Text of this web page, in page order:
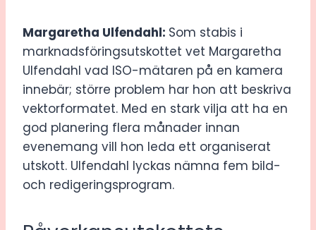
Margaretha Ulfendahl: Som stabis i
marknadsföringsutskottet vet Margaretha
Ulfendahl vad ISO-mätaren på en kamera
innebär; större problem har hon att beskriva
vektorformatet. Med en stark vilja att ha en
god planering flera månader innan
evenemang vill hon leda ett organiserat
utskott. Ulfendahl lyckas nämna fem bild-
och redigeringsprogram.